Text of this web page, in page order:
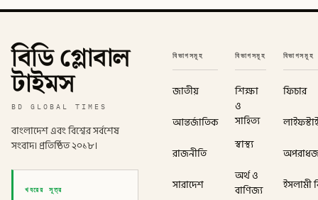
বিডি গ্লোবাল
টাইমস
BD GLOBAL TIMES
বাংলাদেশ এবং বিশ্বের সর্বশেষ
সংবাদ। প্রতিষ্ঠিত ২০১৮।
খবরের সূত্র
বিভাগসমূহ
জাতীয়
আন্তর্জাতিক
রাজনীতি
সারাদেশ
বিভাগসমূহ
শিক্ষা
ও
সাহিত্য
স্বাস্থ্য
অর্থ ও
বাণিজ্য
বিভাগসমূহ
ফিচার
ইসলামী